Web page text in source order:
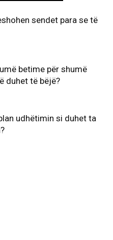
sendet para se të
betime për shumë
duhet të bëjë?
udhëtimin si duhet ta